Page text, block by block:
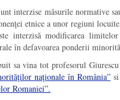
interzise măsurile normative
etnice a unor regiuni
interzisă modificarea
în defavoarea ponderii
sa vina tot profesorul
naţionale în România”
Romaniei”.